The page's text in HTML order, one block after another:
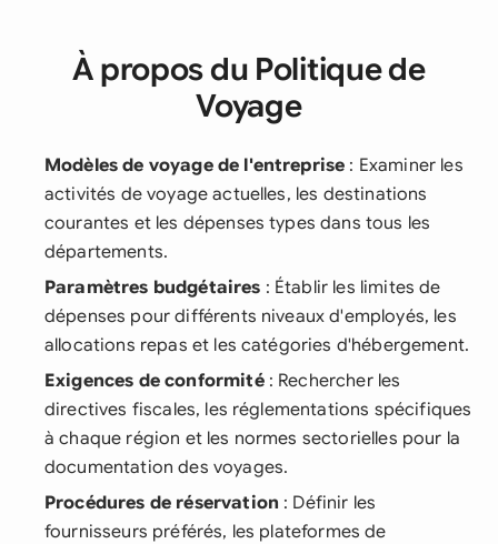
À propos du Politique de
Voyage
Modèles de voyage de l'entreprise : Examiner les
activités de voyage actuelles, les destinations
courantes et les dépenses types dans tous les
départements.
Paramètres budgétaires : Établir les limites de
dépenses pour différents niveaux d'employés, les
allocations repas et les catégories d'hébergement.
Exigences de conformité: Rechercher les
directives fiscales, les réglementations spécifiques
à chaque région et les normes sectorielles pour la
documentation des voyages.
Procédures de réservation : Définir les
fournisseurs préférés, les plateformes de